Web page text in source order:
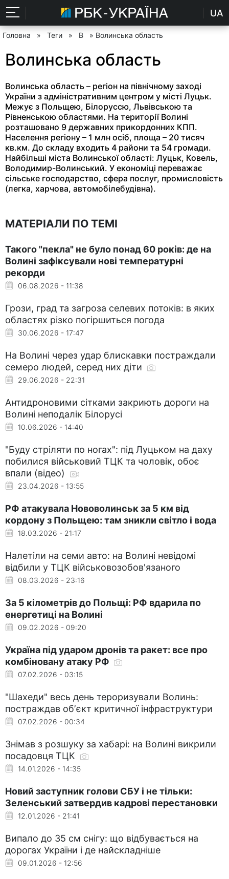
UA
Головна » Теги » В » Волинська область
Волинська область
Волинська область – регіон на північному заході
України з адміністративним центром у місті Луцьк.
Межує з Польщею, Білоруссю, Львівською та
Рівненською областями. На території Волині
розташовано 9 державних прикордонних КПП.
Населення регіону – 1 млн осіб, площа – 20 тисяч
кв.км. До складу входить 4 райони та 54 громади.
Найбільші міста Волинської області: Луцьк, Ковель,
Володимир-Волинський. У економіці переважає
сільське господарство, сфера послуг, промисловість
(легка, харчова, автомобілебудівна).
МАТЕРІАЛИ ПО ТЕМІ
Такого "пекла" не було понад 60 років: де на
Волині зафіксували нові температурні
рекорди
06.08.2026 - 11:38
Грози, град та загроза селевих потоків: в яких
областях різко погіршиться погода
30.06.2026 - 17:47
На Волині через удар блискавки постраждали
семеро людей, серед них діти
29.06.2026 - 22:31
Антидроновими сітками закриють дороги на
Волині неподалік Білорусі
10.06.2026 - 14:40
"Буду стріляти по ногах": під Луцьком на даху
побилися військовий ТЦК та чоловік, обоє
впали (відео)
23.04.2026 - 13:55
РФ атакувала Нововолинськ за 5 км від
кордону з Польщею: там зникли світло і вода
18.03.2026 - 21:17
Налетіли на семи авто: на Волині невідомі
відбили у ТЦК військовозобов'язаного
08.03.2026 - 23:16
За 5 кілометрів до Польщі: РФ вдарила по
енергетиці на Волині
09.02.2026 - 09:20
Україна під ударом дронів та ракет: все про
комбіновану атаку РФ
07.02.2026 - 03:15
"Шахеди" весь день тероризували Волинь:
постраждав обʼєкт критичної інфраструктури
07.02.2026 - 00:34
Знімав з розшуку за хабарі: на Волині викрили
посадовця ТЦК
14.01.2026 - 14:35
Новий заступник голови СБУ і не тільки:
Зеленський затвердив кадрові перестановки
12.01.2026 - 21:41
Випало до 35 см снігу: що відбувається на
дорогах України і де найскладніше
09.01.2026 - 12:56